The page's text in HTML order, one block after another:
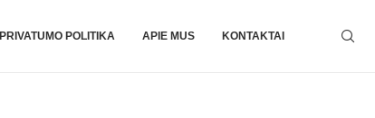
PRIVATUMO POLITIKA APIE MUS KONTAKTAI